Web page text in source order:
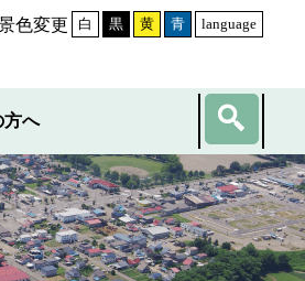
色変更 白 黒 黄 青 language
方へ